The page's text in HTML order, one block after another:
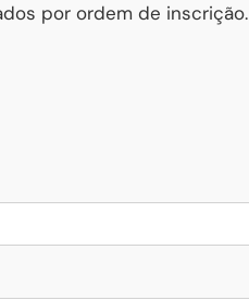
por ordem de inscrição.